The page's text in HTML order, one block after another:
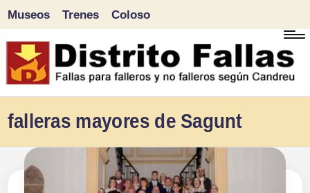
Saltar
al
Museos Trenes Coloso
falleras mayores de Sagunt